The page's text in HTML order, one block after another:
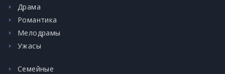
Драма
Романтика
Мелодрамы
Ужасы
Семейные